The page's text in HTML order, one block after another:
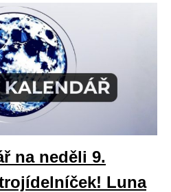
na neděli 9.
Luna